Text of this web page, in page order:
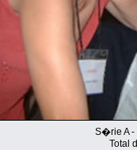
S�rie A -
Total